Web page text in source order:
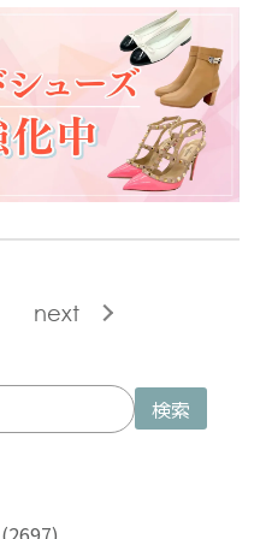
next
検索